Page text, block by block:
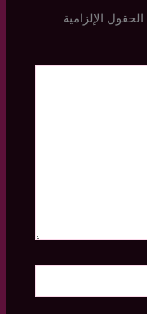
الحقول الإلزامية